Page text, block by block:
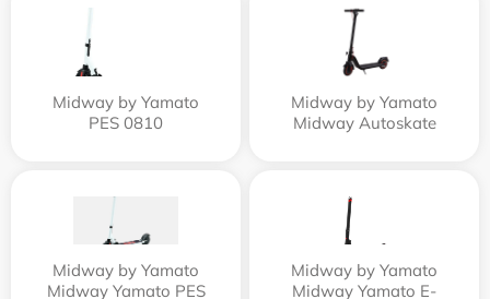
Midway by Yamato
PES 0810
Midway by Yamato
Midway Autoskate
Midway by Yamato
Midway Yamato PES
Midway by Yamato
Midway Yamato E-